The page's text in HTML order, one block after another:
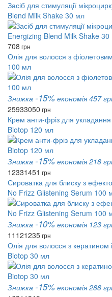
Засіб для стимуляції
Blend Milk Shake 30 мл
708 грн
Олія для волосся з
100 мл
Знижка -15% економія 457
25933050 грн
Крем анти-фріз для
Biotop 120 мл
Знижка -15% економія 218
12331451 грн
Сироватка для блиску з
No Frizz Glistening Serum 100
Знижка -10% економія 123
11121235грн
Олія для волосся з
Biotop 30 мл
Знижка -15% економія 288